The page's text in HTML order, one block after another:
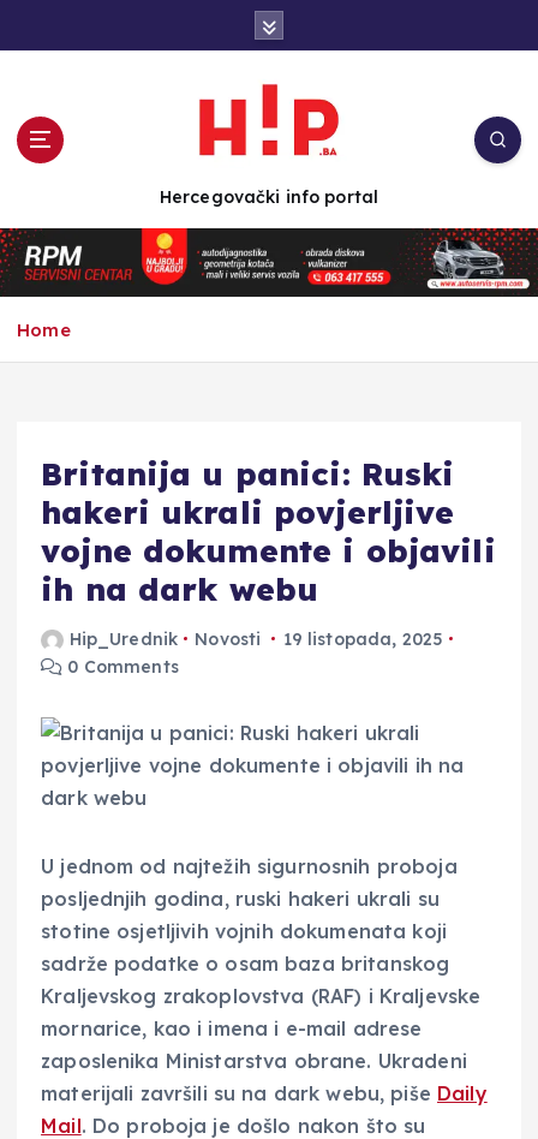
n
t
e
Hercegovački info portal
Home
Britanija u panici: Ruski
hakeri ukrali povjerljive
vojne dokumente i objavili
ih na dark webu
Hip_Urednik Novosti
19 listopada, 2025
0 Comments
U jednom od najtežih sigurnosnih proboja
posljednjih godina, ruski hakeri ukrali su
stotine osjetljivih vojnih dokumenata koji
sadrže podatke o osam baza britanskog
Kraljevskog zrakoplovstva (RAF) i Kraljevske
mornarice, kao i imena i e-mail adrese
zaposlenika Ministarstva obrane. Ukradeni
materijali završili su na dark webu, piše Daily
Mail. Do proboja je došlo nakon što su